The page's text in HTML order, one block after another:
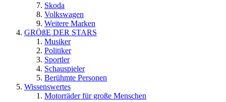
Skoda
Volkswagen
Weitere Marken
GRÖßE DER STARS
Musiker
Politiker
Sportler
Schauspieler
Berühmte Personen
Wissenswertes
Motorräder für große Menschen